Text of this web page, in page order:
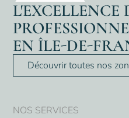
L'EXCELLENCE
EN ÎLE-DE-
Découvrir toutes nos
NOS SERVICES